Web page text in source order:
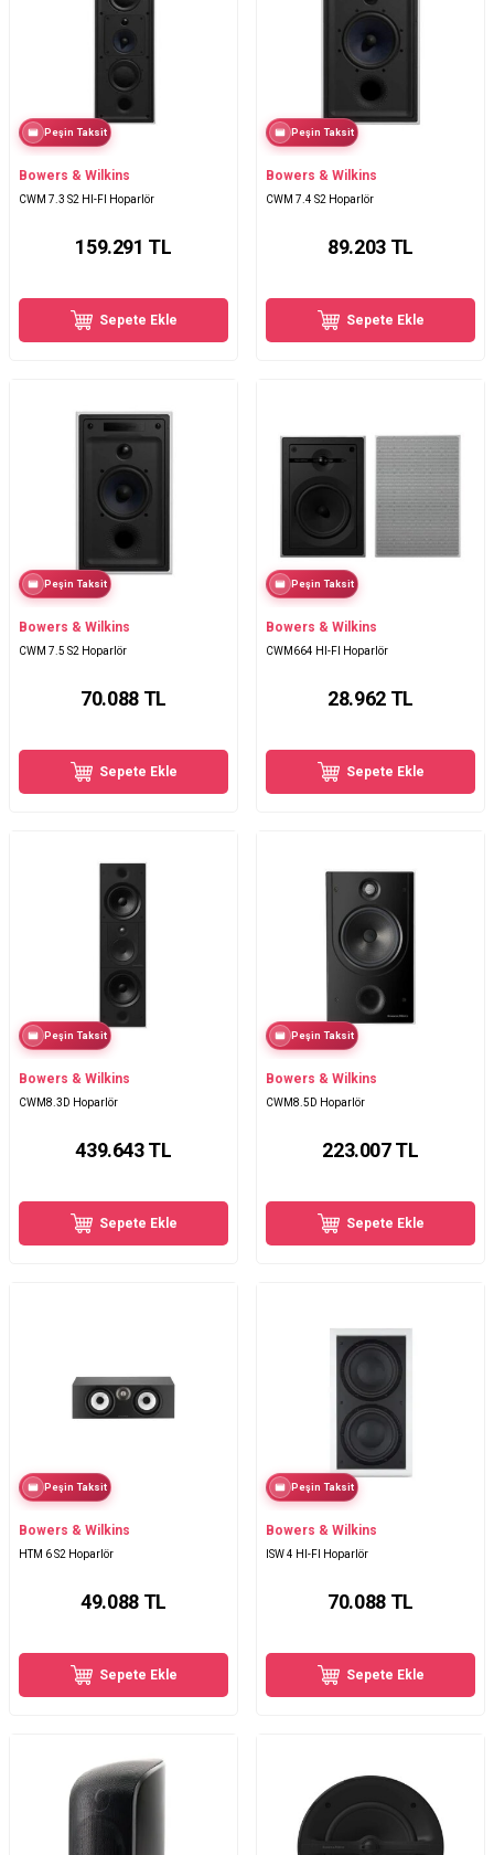
Peşin Taksit
Bowers & Wilkins
CWM 7.3 S2 HI-FI Hoparlör
159.291 TL
Sepete Ekle
Peşin Taksit
Bowers & Wilkins
CWM 7.4 S2 Hoparlör
89.203TL
Sepete Ekle
Peşin Taksit
Bowers & Wilkins
CWM 7.5 S2 Hoparlör
70.088TL
Sepete Ekle
Peşin Taksit
Bowers & Wilkins
CWM664 HI-FI Hoparlör
28.962TL
Sepete Ekle
Peşin Taksit
Bowers & Wilkins
CWM8.3D Hoparlör
439.643TL
Sepete Ekle
Peşin Taksit
Bowers & Wilkins
CWM8.5D Hoparlör
223.007TL
Sepete Ekle
Peşin Taksit
Bowers & Wilkins
HTM 6 S2 Hoparlör
49.088TL
Sepete Ekle
Peşin Taksit
Bowers & Wilkins
ISW 4 HI-FI Hoparlör
70.088TL
Sepete Ekle